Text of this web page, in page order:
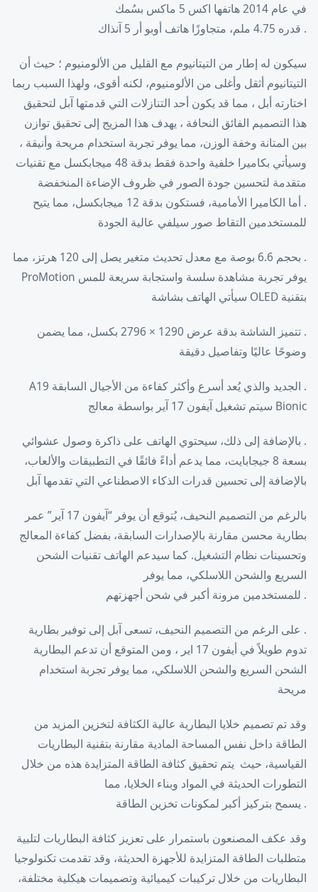
في عام 2014 هاتفها اكس 5 ماكس بسُمك
. قدره 4.75 ملم، متجاوزًا هاتف أوبو أر 5 آنذاك
سيكون له إطار من التيتانيوم مع القليل من الألومنيوم ؛ حيث أن
التيتانيوم أثقل وأغلى من الألومنيوم، لكنه أقوى، ولهذا السبب ربما
اختارته أبل ، مما قد يكون أحد التنازلات التي قدمتها آبل لتحقيق
هذا التصميم الفائق النحافة ، يهدف هذا المزيج إلى تحقيق توازن
بين المتانة وخفة الوزن، مما يوفر تجربة استخدام مريحة وأنيقة ،
وسيأتي بكاميرا خلفية واحدة فقط بدقة 48 ميجابكسل مع تقنيات
متقدمة لتحسين جودة الصور في ظروف الإضاءة المنخفضة
. أما الكاميرا الأمامية، فستكون بدقة 12 ميجابكسل، مما يتيح
للمستخدمين التقاط صور سيلفي عالية الجودة
. بحجم 6.6 بوصة مع معدل تحديث متغير يصل إلى 120 هرتز، مما
يوفر تجربة مشاهدة سلسة واستجابة سريعة للمس ProMotion
بتقنية OLED سيأتي الهاتف بشاشة
. تتميز الشاشة بدقة عرض 1290 × 2796 بكسل، مما يضمن
وضوحًا عاليًا وتفاصيل دقيقة
. الجديد والذي يُعد أسرع وأكثر كفاءة من الأجيال السابقة A19
Bionic سيتم تشغيل آيفون 17 آير بواسطة معالج
. بالإضافة إلى ذلك، سيحتوي الهاتف على ذاكرة وصول عشوائي
بسعة 8 جيجابايت، مما يدعم أداءً فائقًا في التطبيقات والألعاب،
بالإضافة إلى تحسين قدرات الذكاء الاصطناعي التي تقدمها آبل
بالرغم من التصميم النحيف، يُتوقع أن يوفر “آيفون 17 آير” عمر
بطارية محسن مقارنة بالإصدارات السابقة، بفضل كفاءة المعالج
وتحسينات نظام التشغيل. كما سيدعم الهاتف تقنيات الشحن
السريع والشحن اللاسلكي، مما يوفر
. للمستخدمين مرونة أكبر في شحن أجهزتهم
. على الرغم من التصميم النحيف، تسعى آبل إلى توفير بطارية
تدوم طويلاً في أيفون 17 اير ، ومن المتوقع أن تدعم البطارية
الشحن السريع والشحن اللاسلكي، مما يوفر تجربة استخدام
مريحة
وقد تم تصميم خلايا البطارية عالية الكثافة لتخزين المزيد من
الطاقة داخل نفس المساحة المادية مقارنة بتقنية البطاريات
القياسية، حيث يتم تحقيق كثافة الطاقة المتزايدة هذه من خلال
التطورات الحديثة في المواد وبناء الخلايا، مما
. يسمح بتركيز أكبر لمكونات تخزين الطاقة
وقد عكف المصنعون باستمرار على تعزيز كثافة البطاريات لتلبية
متطلبات الطاقة المتزايدة للأجهزة الحديثة، وقد تقدمت تكنولوجيا
البطاريات من خلال تركيبات كيميائية وتصميمات هيكلية مختلفة،